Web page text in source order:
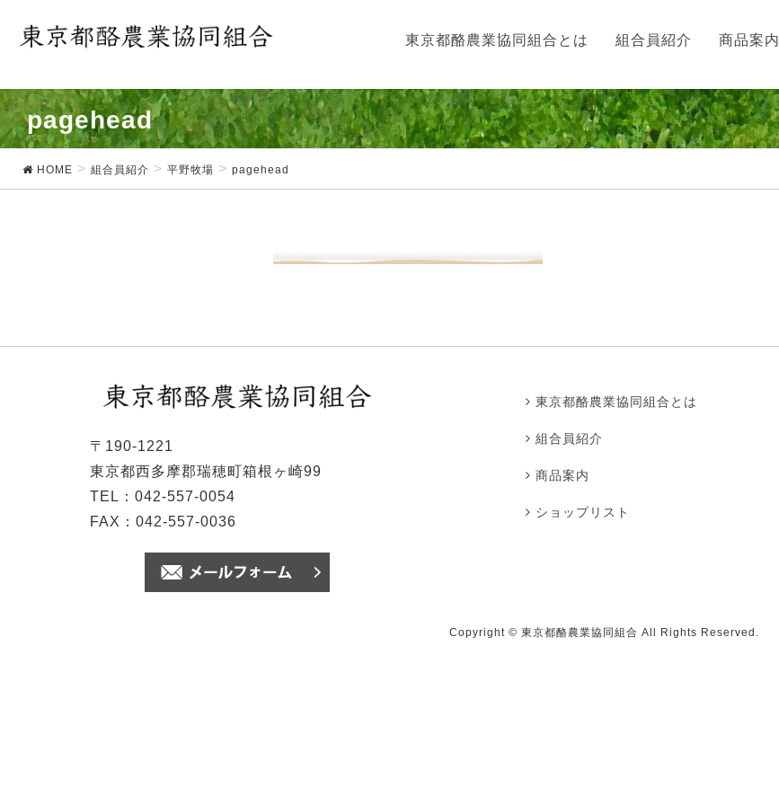
東京都酪農業協同組合とは 組合員紹介 商品案内
pagehead
HOME 組合員紹介 平野牧場 pagehead
〒190-1221
東京都西多摩郡瑞穂町箱根ヶ崎99
TEL：042-557-0054
FAX：042-557-0036
東京都酪農業協同組合とは
組合員紹介
商品案内
ショップリスト
Copyright © 東京都酪農業協同組合 All Rights Reserved.